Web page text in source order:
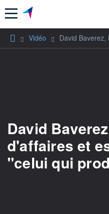
Menu
Vidéo David
David
d'affaires et
"celui qui